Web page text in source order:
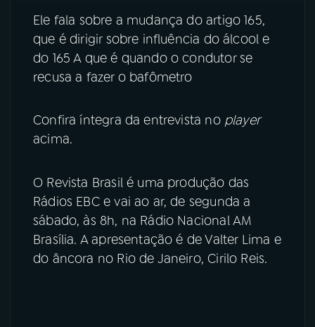
Ele fala sobre a mudança do artigo 165,
que é dirigir sobre influência do álcool e
do 165 A que é quando o condutor se
recusa a fazer o bafômetro
Confira íntegra da entrevista no player
acima.
O Revista Brasil é uma produção das
Rádios EBC e vai ao ar, de segunda a
sábado, às 8h, na Rádio Nacional AM
Brasília. A apresentação é de Valter Lima e
do âncora no Rio de Janeiro, Cirilo Reis.